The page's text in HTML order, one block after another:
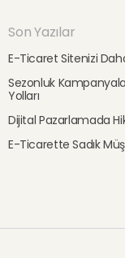
Son Yazılar
E-Ticaret Sitenizi
Sezonluk
Yolları
Dijital Pazarlamada
E-Ticarette Sadık